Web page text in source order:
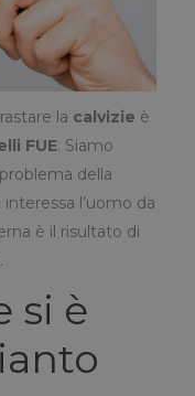
la calvizie è
FUE. Siamo
della
l’uomo da
è il risultato di
.
si è